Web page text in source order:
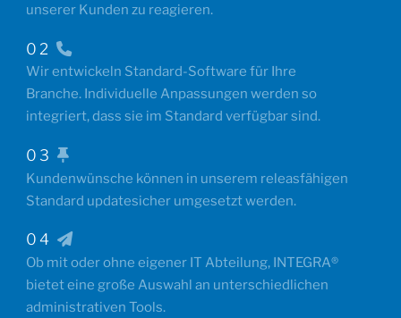
unserer Kunden zu reagieren.
02
Wir entwickeln Standard-Software für Ihre
Branche. Individuelle Anpassungen werden so
integriert, dass sie im Standard verfügbar sind.
03
Kundenwünsche können in unserem releasfähigen
Standard updatesicher umgesetzt werden.
04
Ob mit oder ohne eigener IT Abteilung, INTEGRA®
bietet eine große Auswahl an unterschiedlichen
administrativen Tools.